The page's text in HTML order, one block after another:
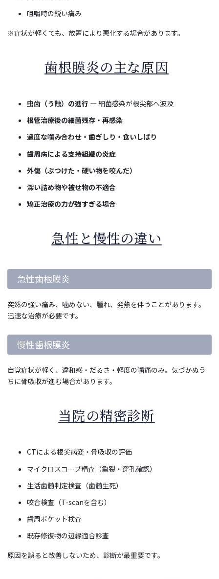
咀嚼時の鋭い痛み
※症状が軽くても、放置により悪化する場合があります。
歯根膜炎の主な原因
虫歯（う蝕）の進行 ― 細菌感染が根尖部へ波及
根管治療後の細菌残存・再感染
過度な噛み合わせ・歯ぎしり・食いしばり
歯周病による支持組織の炎症
外傷（ぶつけた・硬い物を咬んだ）
深い詰め物や被せ物の不適合
矯正治療の力が強すぎる場合
急性と慢性の違い
急性歯根膜炎
突然の強い痛み、噛めない、腫れ、発熱を伴うことがあります。
迅速な治療が必要です。
慢性歯根膜炎
自覚症状が軽く、違和感・だるさ・軽度の噛痛のみ。気づかぬう
ちに骨吸収が進む場合があります。
当院の精密診断
CTによる根尖病変・骨吸収の評価
マイクロスコープ精査（亀裂・穿孔確認）
生活歯髄判定検査（歯髄生死）
咬合検査（T-scanを含む）
歯周ポケット検査
既存修復物の辺縁適合診査
原因を誤ると改善しないため、診断が最重要です。